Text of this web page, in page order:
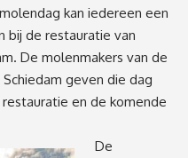
kan iedereen een
bij de restauratie van
De molenmakers van de
geven die dag
en de komende
De